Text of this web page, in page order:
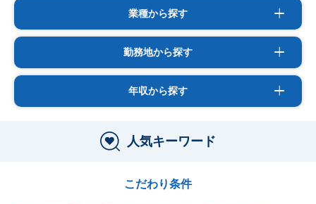
業種から探す
勤務地から探す
年収から探す
人気キーワード
こだわり条件